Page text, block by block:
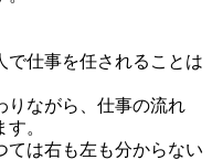
で仕事を任されることは
りながら、仕事の流れ
。
ては右も左も分からない